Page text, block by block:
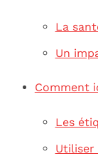
La
Un
Comment
Les
Utiliser